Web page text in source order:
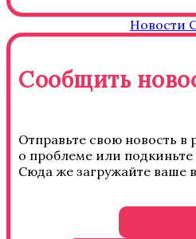
Новости
Сообщить
Отправьте свою новость
о проблеме или
Сюда же загружайте ваше